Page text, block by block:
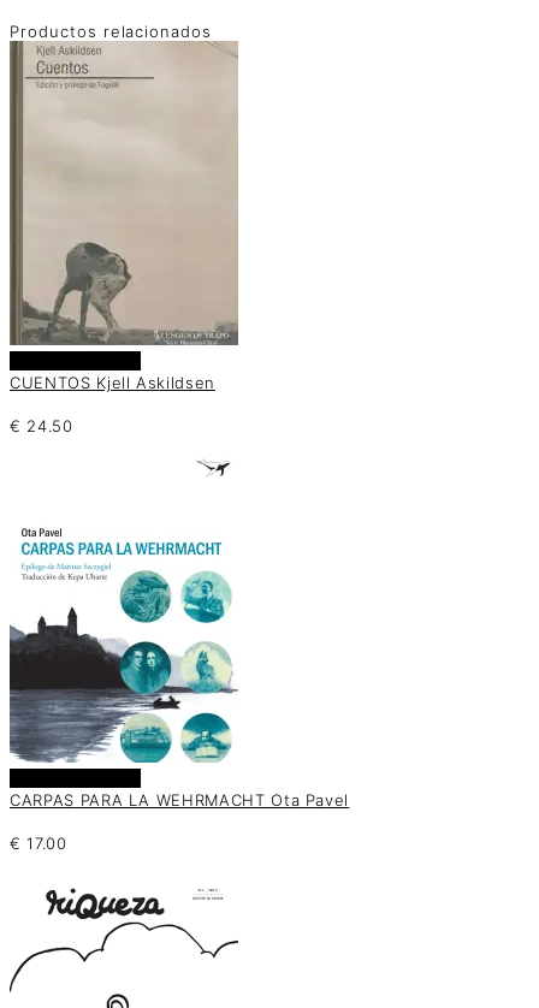
Productos relacionados
CUENTOS Kjell Askildsen
€ 24.50
CARPAS PARA LA WEHRMACHT Ota Pavel
€ 17.00